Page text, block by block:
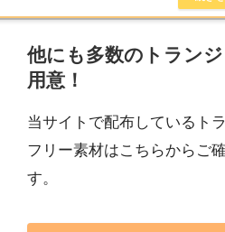
他にも多数のトラン
用意！
当サイトで配布しているト
フリー素材はこちらからご
す。